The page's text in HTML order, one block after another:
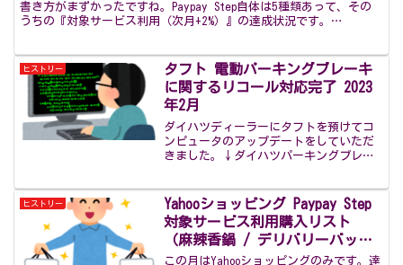
書き方がまずかったですね。Paypay Step自体は5種類あって、その
うちの『対象サービス利用（次月+2%）』の達成状況です。
ヒストリー
タフト 電動パーキングブレーキ
に関するリコール対応完了 2023
年2月
ダイハツディーラーにタフトを預けてコ
ンピュータのアップデートをしていただ
きました。↓ダイハツパーキングブレー
えたところ、この不具合かもしれないと
言っていました。ログに残...
ヒストリー
Yahooショッピング Paypay Step
対象サービス利用購入リスト
（麻辣香鍋 / デリバリーバッグ
/ ワインストッパー） 2022年6
この月はYahooショッピングのみです。達